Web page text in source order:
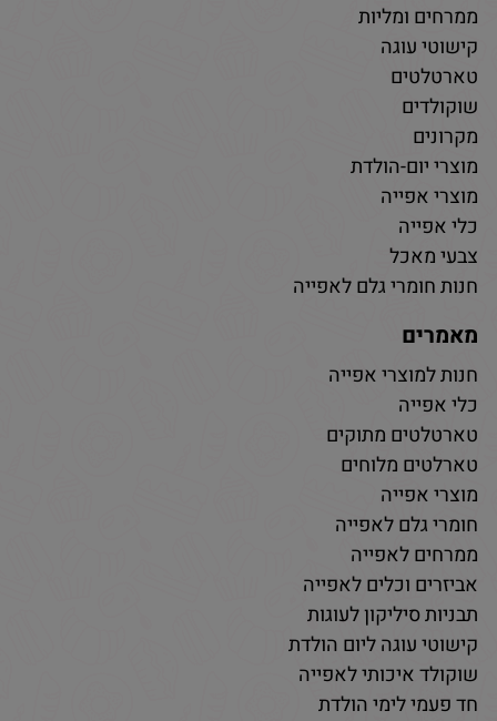
ממרחים ומליות
קישוטי עוגה
טארטלטים
שוקולדים
מקרונים
מוצרי יום-הולדת
מוצרי אפייה
כלי אפייה
צבעי מאכל
חנות חומרי גלם לאפייה
מאמרים
חנות למוצרי אפייה
כלי אפייה
טארטלטים מתוקים
טארלטים מלוחים
מוצרי אפייה
חומרי גלם לאפייה
ממרחים לאפייה
אביזרים וכלים לאפייה
תבניות סיליקון לעוגות
קישוטי עוגה ליום הולדת
שוקולד איכותי לאפייה
חד פעמי לימי הולדת